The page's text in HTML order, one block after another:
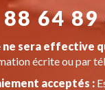
64 89
ne sera effective
écrite ou par
acceptés :